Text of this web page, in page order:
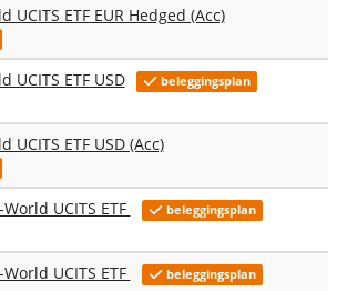
UCITS ETF EUR Hedged (Acc)
UCITS ETF USD beleggingsplan
UCITS ETF USD (Acc)
UCITS ETF beleggingsplan
UCITS ETF beleggingsplan